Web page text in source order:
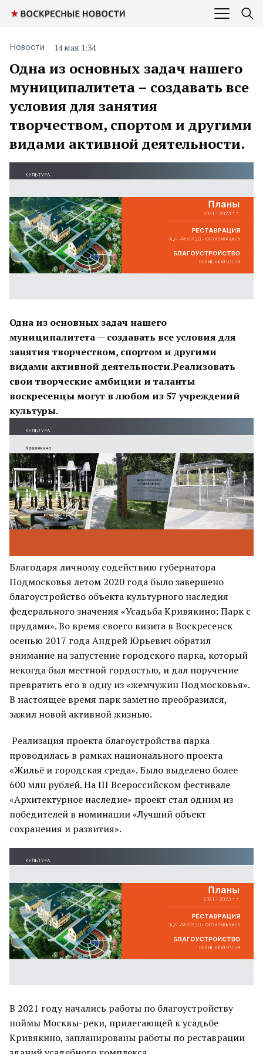
Одна из основных задач нашего
муниципалитета – создавать все
условия для занятия
творчеством, спортом и другими
видами активной деятельности.
Новости 14 мая 1:34
Одна из основных задач нашего
муниципалитета — создавать все условия для
занятия творчеством, спортом и другими
видами активной деятельности.Реализовать
свои творческие амбиции и таланты
воскресенцы могут в любом из 57 учреждений
культуры.
Благодаря личному содействию губернатора
Подмосковья летом 2020 года было завершено
благоустройство объекта культурного наследия
федерального значения «Усадьба Кривякино: Парк с
прудами». Во время своего визита в Воскресенск
осенью 2017 года Андрей Юрьевич обратил
внимание на запустение городского парка, который
некогда был местной гордостью, и дал поручение
превратить его в одну из «жемчужин Подмосковья».
В настоящее время парк заметно преобразился,
зажил новой активной жизнью.
Реализация проекта благоустройства парка
проводилась в рамках национального проекта
«Жильё и городская среда». Было выделено более
600 млн рублей. На III Всероссийском фестивале
«Архитектурное наследие» проект стал одним из
победителей в номинации «Лучший объект
сохранения и развития».
В 2021 году начались работы по благоустройству
поймы Москвы-реки, прилегающей к усадьбе
Кривякино, запланированы работы по реставрации